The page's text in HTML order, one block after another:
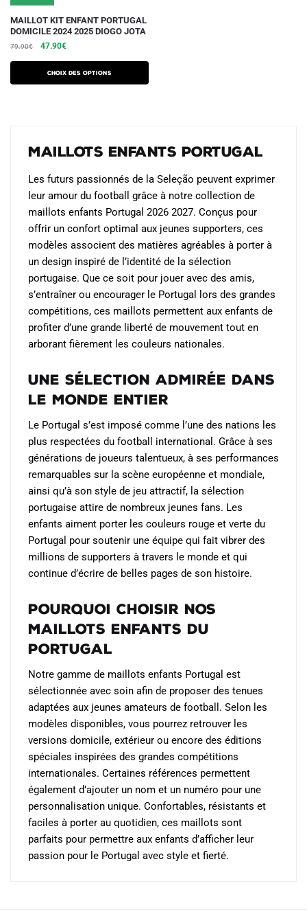
produit
MAILLOT KIT ENFANT PORTUGAL
DOMICILE 2024 2025 DIOGO JOTA
79.90€
Le
initial
était :
47.90€Le
actuel
est :
Choix des options
Ce
produit
a
plusieurs
variations.
page
produit
Maillots Enfants Portugal
Les futurs passionnés de la Seleção peuvent exprimer
leur amour du football grâce à notre collection de
maillots enfants Portugal 2026 2027. Conçus pour
offrir un confort optimal aux jeunes supporters, ces
modèles associent des matières agréables à porter à
un design inspiré de l’identité de la sélection
portugaise. Que ce soit pour jouer avec des amis,
s’entraîner ou encourager le Portugal lors des grandes
compétitions, ces maillots permettent aux enfants de
profiter d’une grande liberté de mouvement tout en
arborant fièrement les couleurs nationales.
Une sélection admirée dans
le monde entier
Le Portugal s’est imposé comme l’une des nations les
plus respectées du football international. Grâce à ses
générations de joueurs talentueux, à ses performances
remarquables sur la scène européenne et mondiale,
ainsi qu’à son style de jeu attractif, la sélection
portugaise attire de nombreux jeunes fans. Les
enfants aiment porter les couleurs rouge et verte du
Portugal pour soutenir une équipe qui fait vibrer des
millions de supporters à travers le monde et qui
continue d’écrire de belles pages de son histoire.
Pourquoi choisir nos
maillots enfants du
Portugal
Notre gamme de maillots enfants Portugal est
sélectionnée avec soin afin de proposer des tenues
adaptées aux jeunes amateurs de football. Selon les
modèles disponibles, vous pourrez retrouver les
versions domicile, extérieur ou encore des éditions
spéciales inspirées des grandes compétitions
internationales. Certaines références permettent
également d’ajouter un nom et un numéro pour une
personnalisation unique. Confortables, résistants et
faciles à porter au quotidien, ces maillots sont
parfaits pour permettre aux enfants d’afficher leur
passion pour le Portugal avec style et fierté.